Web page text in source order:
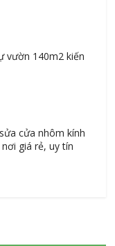
vườn 140m2 kiến
cửa nhôm kính
giá rẻ, uy tín